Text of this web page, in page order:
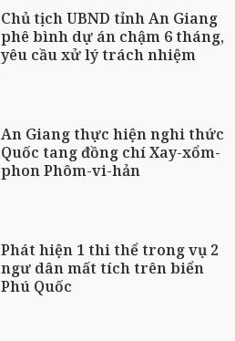
Chủ tịch UBND tỉnh An Giang
phê bình dự án chậm 6 tháng,
yêu cầu xử lý trách nhiệm
An Giang thực hiện nghi thức
Quốc tang đồng chí Xay-xổm-
phon Phôm-vi-hản
Phát hiện 1 thi thể trong vụ 2
ngư dân mất tích trên biển
Phú Quốc